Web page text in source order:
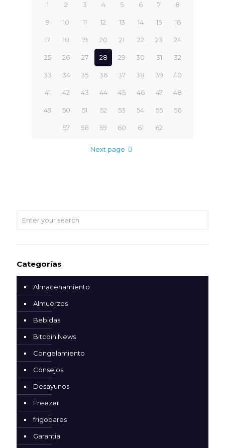
1 2 3 4 5 6 7 8
9 10 11 12 13 14 15 16
17 18 19 20 21 22 23 24
25 26 27 28 29 30 31 32
33 34 35 36 37 38 39 40
41 42 43 44 45 46 47 48
49 50 51 52 53 54 55 56
57 58 59 60 61 62
Next page
Categorías
Almacenamiento
Almuerzos
Bebidas
Bitcoin News
Congelamiento
Consejos
Desayunos
Freezer
frigobares
Garantia